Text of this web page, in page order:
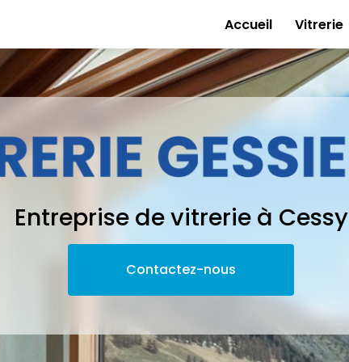
Accueil
Vitrerie
Entreprise de vitrerie à Cessy
Contactez-nous